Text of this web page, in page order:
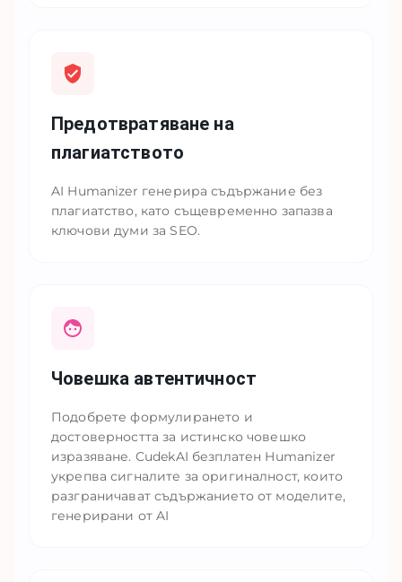
Предотвратяване на
плагиатството
AI Humanizer генерира съдържание без
плагиатство, като същевременно запазва
ключови думи за SEO.
Човешка автентичност
Подобрете формулирането и
достоверността за истинско човешко
изразяване. CudekAI безплатен Humanizer
укрепва сигналите за оригиналност, които
разграничават съдържанието от моделите,
генерирани от AI